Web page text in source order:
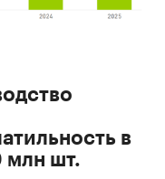
в
млн шт.